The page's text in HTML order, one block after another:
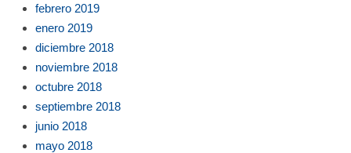
febrero 2019
enero 2019
diciembre 2018
noviembre 2018
octubre 2018
septiembre 2018
junio 2018
mayo 2018